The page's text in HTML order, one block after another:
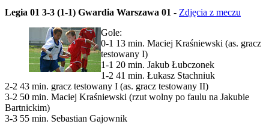
Legia 01 3-3 (1-1) Gwardia Warszawa 01 - Zdjęcia z meczu
Gole:
0-1 13 min. Maciej Kraśniewski (as. gracz
testowany I)
1-1 20 min. Jakub Łubczonek
1-2 41 min. Łukasz Stachniuk
2-2 43 min. gracz testowany I (as. gracz testowany II)
3-2 50 min. Maciej Kraśniewski (rzut wolny po faulu na Jakubie
Bartnickim)
3-3 55 min. Sebastian Gajownik